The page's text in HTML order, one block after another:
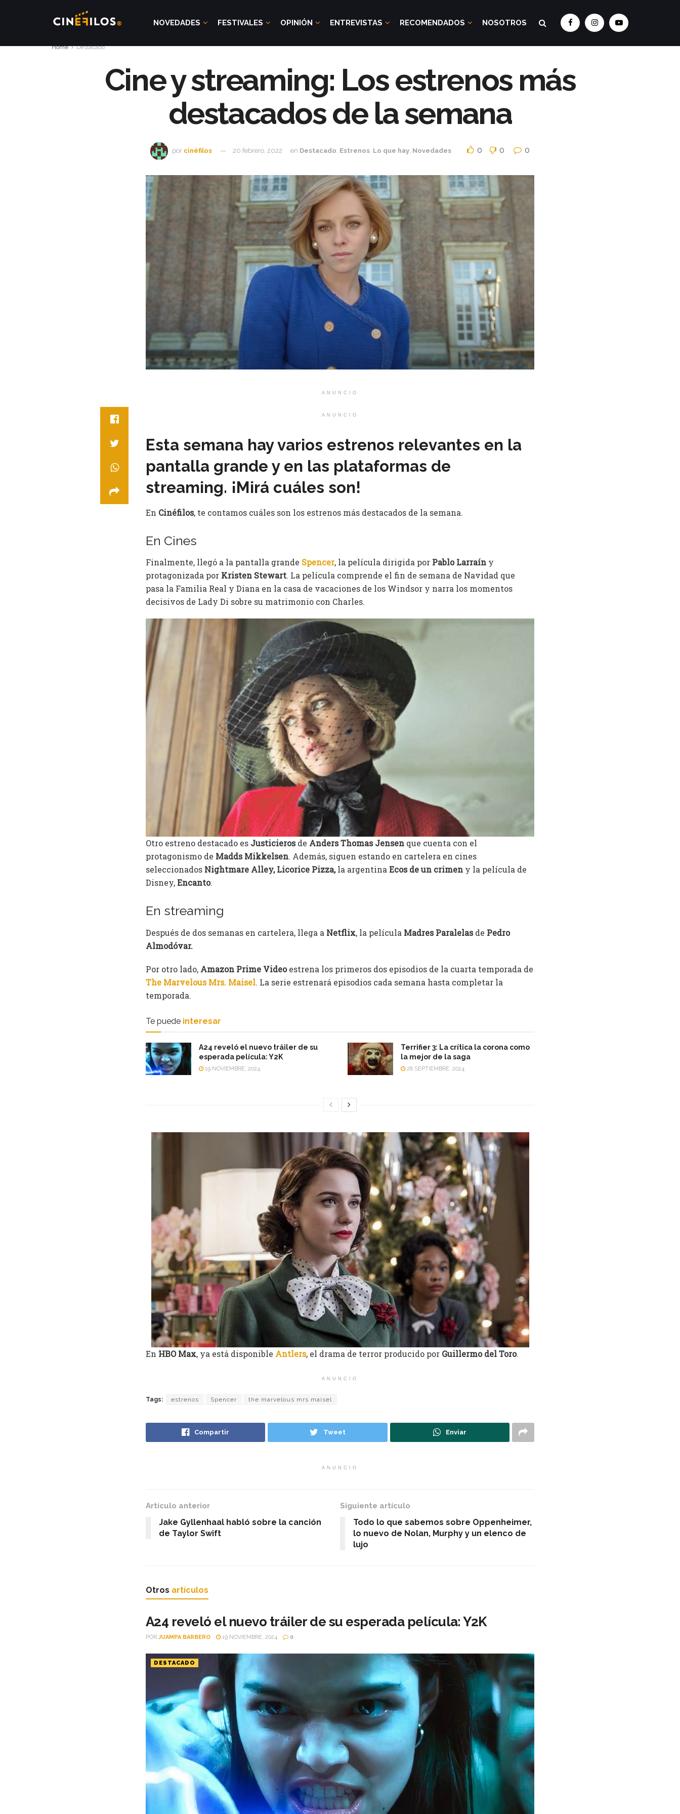
NOVEDADES FESTIVALES OPINIÓN ENTREVISTAS RECOMENDADOS NOSOTROS
Home Destacado
Cine y streaming: Los estrenos más
destacados de la semana
por cinéfilos 20 febrero, 2022 en Destacado Estrenos Lo que hay Novedades 0 0 0
ANUNCIO
ANUNCIO
Esta semana hay varios estrenos relevantes en la
pantalla grande y en las plataformas de
streaming. ¡Mirá cuáles son!
En Cinéfilos, te contamos cuáles son los estrenos más destacados de la semana.
En Cines
Finalmente, llegó a la pantalla grande Spencer, la película dirigida por Pablo Larraín y
protagonizada por Kristen Stewart. La película comprende el fin de semana de Navidad que
pasa la Familia Real y Diana en la casa de vacaciones de los Windsor y narra los momentos
decisivos de Lady Di sobre su matrimonio con Charles.
Otro estreno destacado es Justicierosde Anders Thomas Jensen que cuenta con el
protagonismo de Madds Mikkelsen. Además, siguen estando en cartelera en cines
seleccionados Nightmare Alley, Licorice Pizza,la argentina Ecos de un crimen y la película de
Disney,Encanto.
En streaming
Después de dos semanas en cartelera, llega a Netflix, la película Madres Paralelasde Pedro
Almodóvar.
Por otro lado, Amazon Prime Videoestrena los primeros dos episodios de la cuarta temporada de
The Marvelous Mrs. Maisel. La serie estrenará episodios cada semana hasta completar la
temporada.
Te puede interesar
A24 reveló el nuevo tráiler de su
esperada película: Y2K
19 NOVIEMBRE, 2024
Terrifier 3: La crítica la corona como
la mejor de la saga
28 SEPTIEMBRE, 2024
En HBO Max, ya está disponible Antlers, el drama de terror producido por Guillermo del Toro.
ANUNCIO
Tags: estrenos Spencer the marvelous mrs maisel
Compartir Tweet Enviar
ANUNCIO
Artículo anterior
Jake Gyllenhaal habló sobre la canción
de Taylor Swift
Siguiente artículo
Todo lo que sabemos sobre Oppenheimer,
lo nuevo de Nolan, Murphy y un elenco de
lujo
Otros artículos
A24 reveló el nuevo tráiler de su esperada película: Y2K
POR JUAMPA BARBERO 19 NOVIEMBRE, 2024 0
DESTACADO